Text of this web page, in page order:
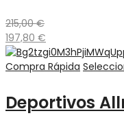
215,00€
197,80 €
Compra Rápida
Deportivos